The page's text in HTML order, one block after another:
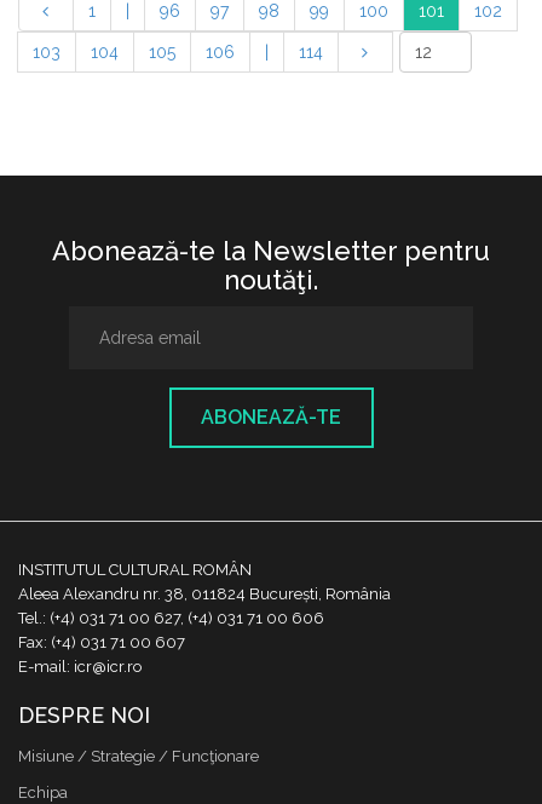
1 96 97 98 99 100 101 102
103 104 105 106 114
Abonează-te la Newsletter pentru
noutăţi.
ABONEAZĂ-TE
INSTITUTUL CULTURAL ROMÂN
Aleea Alexandru nr. 38, 011824 București, România
Tel.: (+4) 031 71 00 627, (+4) 031 71 00 606
Fax: (+4) 031 71 00 607
E-mail: icr@icr.ro
DESPRE NOI
Misiune / Strategie / Funcţionare
Echipa